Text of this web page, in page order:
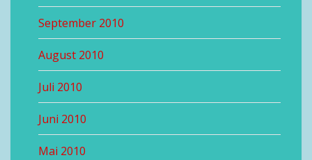
September 2010
August 2010
Juli 2010
Juni 2010
Mai 2010